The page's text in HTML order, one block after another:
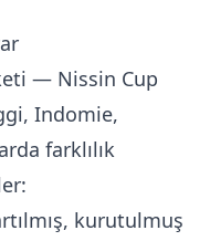
— Nissin Cup
Indomie,
farklılık
kurutulmuş